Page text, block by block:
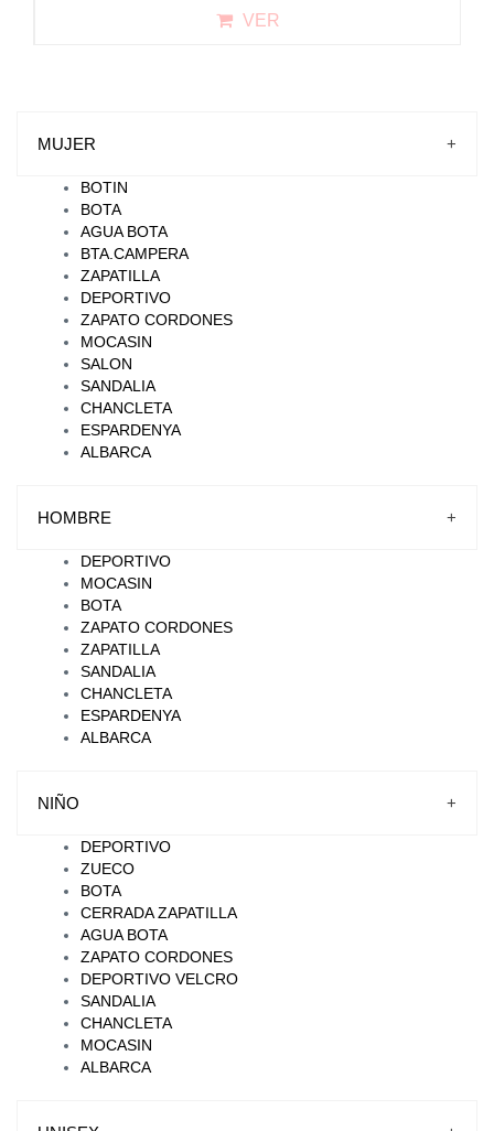
VER
MUJER +
BOTIN
BOTA
AGUA BOTA
BTA.CAMPERA
ZAPATILLA
DEPORTIVO
ZAPATO CORDONES
MOCASIN
SALON
SANDALIA
CHANCLETA
ESPARDENYA
ALBARCA
HOMBRE +
DEPORTIVO
MOCASIN
BOTA
ZAPATO CORDONES
ZAPATILLA
SANDALIA
CHANCLETA
ESPARDENYA
ALBARCA
NIÑO +
DEPORTIVO
ZUECO
BOTA
CERRADA ZAPATILLA
AGUA BOTA
ZAPATO CORDONES
DEPORTIVO VELCRO
SANDALIA
CHANCLETA
MOCASIN
ALBARCA